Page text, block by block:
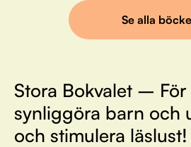
Se alla
Stora Bokvalet –
synliggöra barn och
och stimulera läslust!